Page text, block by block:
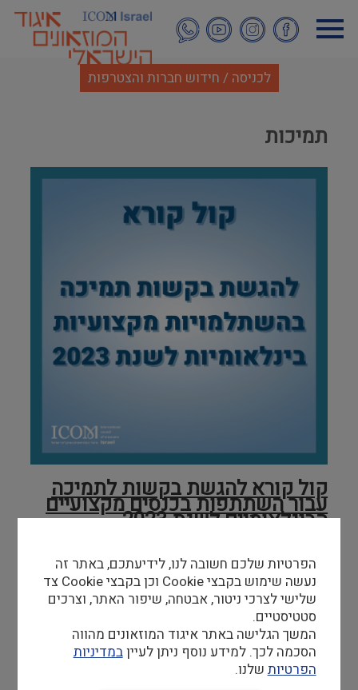
לתוכן
העיקרי
לכניסה / חידוש חברות והצטרפות
תמיכות
קול קורא להגשת בקשות לתמיכה
עבור השתתפות בכנסים מקצועיים
הבינלאומיים לשנת 2023
חברות וחברי האיגוד על פתיחת הרישום לבקשות
תמיכה בהשתלמות מקצועית לשנת 2023.
האיגוד מקצה לחברות וחברי האיגוד תמיכה
להשתתפות בכנסים מקצועיים, בתמורה לייצוג הולם
של האיגוד ומטרותיו בכנסים אלו, וכן, תיעוד ודיווח
מלא עם תום ההשתלמות.
הפרטיות שלכם חשובה לנו, לידיעתכם, באתר זה
נעשה שימוש בקבצי Cookie וכן בקבצי Cookie צד
שלישי לצרכי ניטור, אבטחה, שיפור האתר, וצרכים
סטטיסטיים.
המשך הגלישה באתר איגוד המוזאונים מהווה
הסכמה לכך. למידע נוסף ניתן לעייןבמדיניות
הפרטיות שלנו.